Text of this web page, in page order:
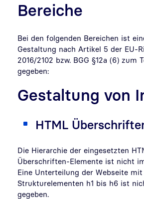
Bereiche
Bei den folgenden Bereichen ist
Gestaltung nach Artikel 5 der EU-
2016/2102 bzw. BGG §12a (6) zum
gegeben:
Gestaltung von
HTML
Die Hierarchie der eingesetzten
Überschriften-Elemente ist nicht
Eine Unterteilung der Webseite mit
Strukturelementen h1 bis h6 ist
gegeben.